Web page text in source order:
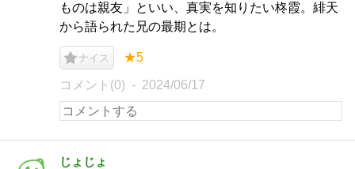
ものは親友」といい、真実を知りたい柊霞。緋天
から語られた兄の最期とは。
ナイス ★5
コメント(0) 2024/06/17
じょじょ